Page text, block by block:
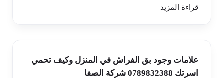
قراءة المزيد
علامات وجود بق الفراش في المنزل وكيف تحمي
اسرتك 0789832388 شركة الصفا